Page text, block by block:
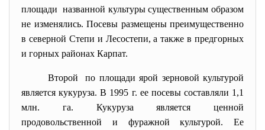
площади названной культуры существенным образом
не изменялись. Посевы размещены преимущественно
в северной Степи и Лесостепи, а также в предгорных
и горных районах Карпат.
Второй по площади ярой зерновой культурой
является кукуруза. В 1995 г. ее посевы составляли 1,1
млн. га. Кукуруза является ценной
продовольственной и фуражной культурой. Ее